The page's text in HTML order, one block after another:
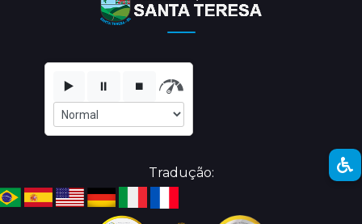
▶️ ⏸️ ⏹️
Tradução: